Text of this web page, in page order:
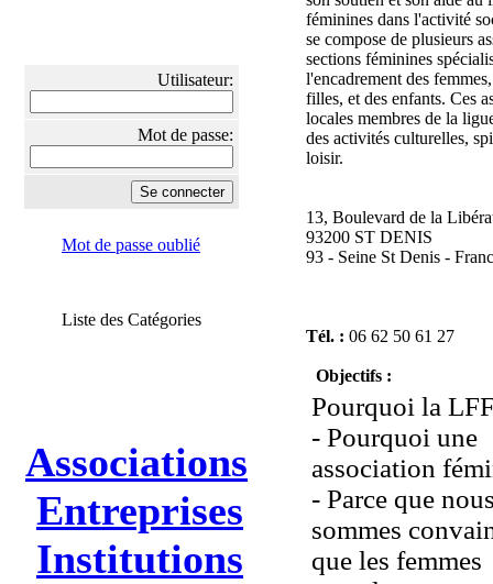
Utilisateur:
Mot de passe:
Mot de passe oublié
Liste des Catégories
Associations
Entreprises
Institutions
féminines dans l'activité
se compose de plusieurs
sections féminines
l'encadrement des
filles, et des enfants. Ces
locales membres de la
des activités culturelles,
loisir.
13, Boulevard de la
93200 ST DENIS
93 - Seine St Denis -
Tél. : 06 62 50 61 27
Objectifs :
Pourquoi la
- Pourquoi une
association
- Parce que
sommes
que les femmes